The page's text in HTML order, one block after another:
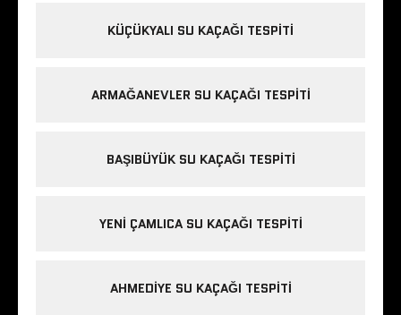
KÜÇÜKYALI SU KAÇAĞI TESPITI
ARMAĞANEVLER SU KAÇAĞI TESPITI
BAŞIBÜYÜK SU KAÇAĞI TESPITI
YENI ÇAMLICA SU KAÇAĞI TESPITI
AHMEDIYE SU KAÇAĞI TESPITI